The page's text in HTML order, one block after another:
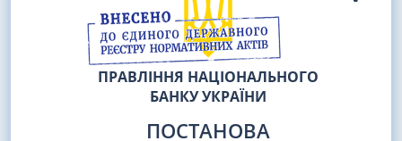
ПРАВЛІННЯ НАЦІОНАЛЬНОГО
БАНКУ УКРАЇНИ
ПОСТАНОВА